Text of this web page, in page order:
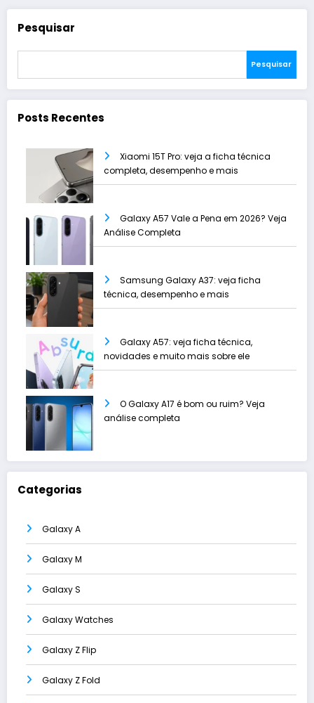
Pesquisar
Pesquisar
Posts Recentes
Xiaomi 15T Pro: veja a ficha técnica
completa, desempenho e mais
Galaxy A57 Vale a Pena em 2026? Veja
Análise Completa
Samsung Galaxy A37: veja ficha
técnica, desempenho e mais
Galaxy A57: veja ficha técnica,
novidades e muito mais sobre ele
O Galaxy A17 é bom ou ruim? Veja
análise completa
Categorias
Galaxy A
Galaxy M
Galaxy S
Galaxy Watches
Galaxy Z Flip
Galaxy Z Fold